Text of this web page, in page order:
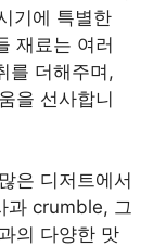
기에 특별한
재료는 여러
를 더해주며,
을 선사합니
은 디저트에서
과 crumble, 그
의 다양한 맛